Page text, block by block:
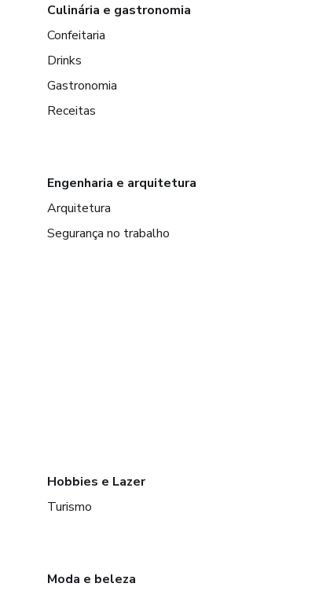
Culinária e gastronomia
Confeitaria
Drinks
Gastronomia
Receitas
Engenharia e arquitetura
Arquitetura
Segurança no trabalho
Hobbies e Lazer
Turismo
Moda e beleza